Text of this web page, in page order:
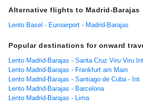
Alternative flights to Madrid-Barajas
Lento Basel - Euroairport - Madrid-Barajas
Popular destinations for onward
Lento Madrid-Barajas - Santa Cruz Viru Viru
Lento Madrid-Barajas - Frankfurt am Main
Lento Madrid-Barajas - Santiago de Cuba - Int.
Lento Madrid-Barajas - Barcelona
Lento Madrid-Barajas - Lima